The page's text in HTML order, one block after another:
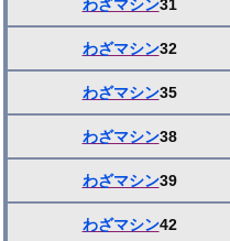
わざマシン31
わざマシン32
わざマシン35
わざマシン38
わざマシン39
わざマシン42